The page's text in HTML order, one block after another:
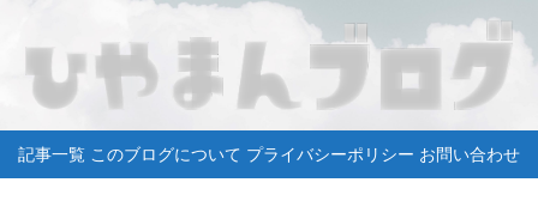
記事一覧 このブログについて プライバシーポリシー お問い合わせ